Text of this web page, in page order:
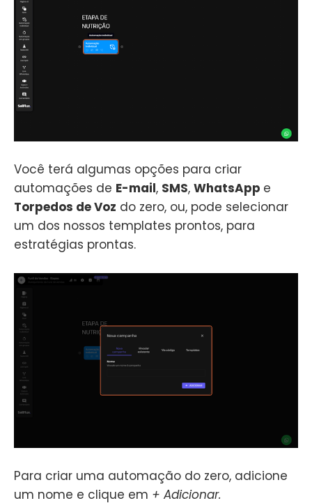
Você terá algumas opções para criar
automações de E-mail, SMS, WhatsApp e
Torpedos de Voz do zero, ou, pode selecionar
um dos nossos templates prontos, para
estratégias prontas.
Para criar uma automação do zero, adicione
um nome e clique em + Adicionar.